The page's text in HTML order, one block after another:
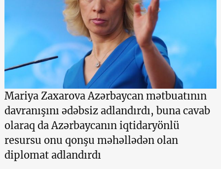
Mariya Zaxarova Azərbaycan mətbuatının
davranışını ədəbsiz adlandırdı, buna cavab
olaraq da Azərbaycanın iqtidaryönlü
resursu onu qonşu məhəllədən olan
diplomat adlandırdı